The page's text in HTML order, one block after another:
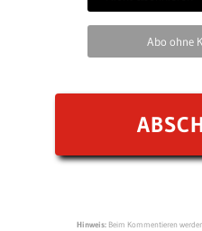
Abo ohne
Hinweis:Beim Kommentieren